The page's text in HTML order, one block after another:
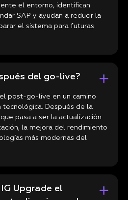
el entorno, identifican
SAP y ayudan a reducir la
el sistema para futuras
del go-live?
post-go-live en un camino
Después de la
pasa a ser la actualización
la mejora del rendimiento
más modernas del
Upgrade el